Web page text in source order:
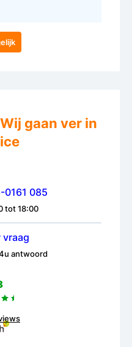
gaan ver in
0161 085
tot 18:00
vraag
antwoord